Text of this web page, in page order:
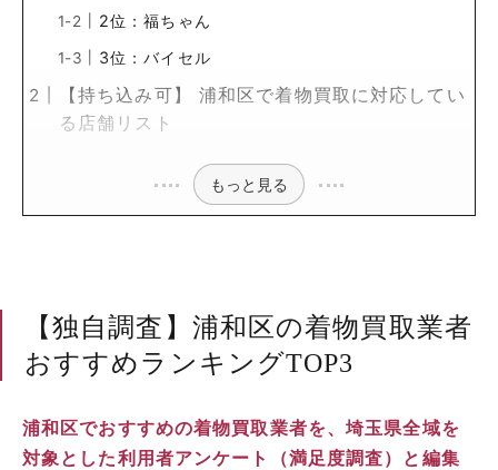
2位：福ちゃん
3位：バイセル
【持ち込み可】 浦和区で着物買取に対応してい
る店舗リスト
もっと見る
【独自調査】浦和区の着物買取業者
おすすめランキングTOP3
浦和区でおすすめの着物買取業者を、埼玉県全域を
対象とした利用者アンケート（満足度調査）と編集